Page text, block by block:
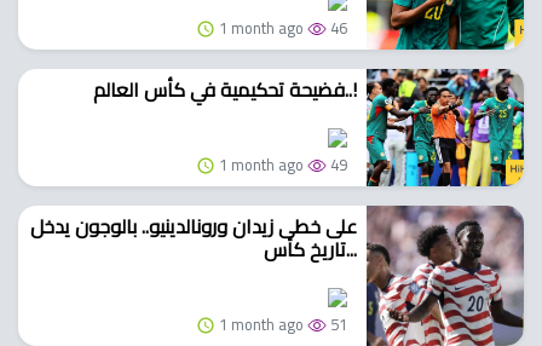
1 month ago 46
فضيحة تحكيمية في كأس العالم..!
1 month ago 49
على خطى زيدان ورونالدينيو.. بالوجون يدخل
تاريخ كأس...
1 month ago 51